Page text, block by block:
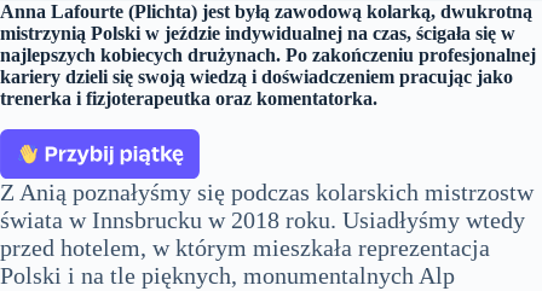
Anna Lafourte (Plichta) jest byłą zawodową kolarką, dwukrotną
mistrzynią Polski w jeździe indywidualnej na czas, ścigała się w
najlepszych kobiecych drużynach. Po zakończeniu profesjonalnej
kariery dzieli się swoją wiedzą i doświadczeniem pracując jako
trenerka i fizjoterapeutka oraz komentatorka.
Z Anią poznałyśmy się podczas kolarskich mistrzostw
świata w Innsbrucku w 2018 roku. Usiadłyśmy wtedy
przed hotelem, w którym mieszkała reprezentacja
Polski i na tle pięknych, monumentalnych Alp